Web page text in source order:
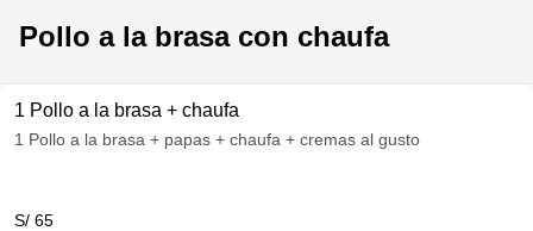
Pollo a la brasa con chaufa
1 Pollo a la brasa + chaufa
1 Pollo a la brasa + papas + chaufa + cremas al gusto
S/ 65